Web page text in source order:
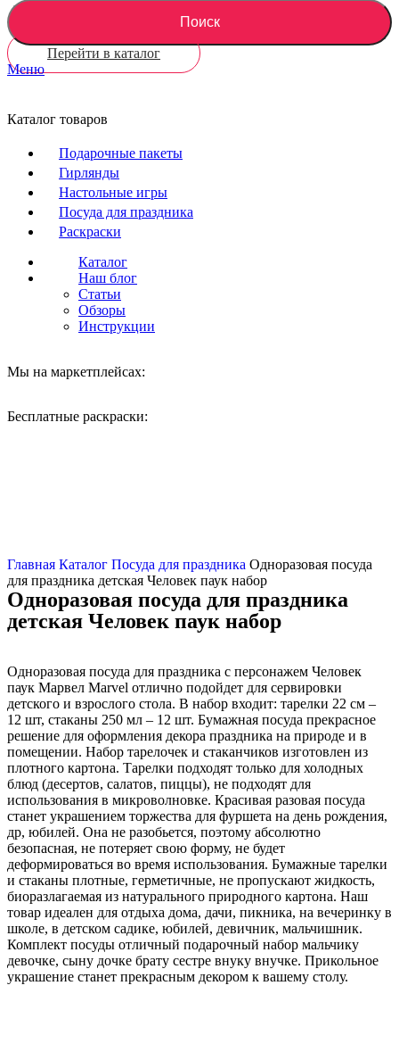
Поиск
Перейти в каталог
Меню
Каталог товаров
Подарочные пакеты
Гирлянды
Настольные игры
Посуда для праздника
Раскраски
Каталог
Наш блог
Статьи
Обзоры
Инструкции
Мы на маркетплейсах:
Бесплатные раскраски:
Главная Каталог Посуда для праздника Одноразовая посуда
для праздника детская Человек паук набор
Одноразовая посуда для праздника
детская Человек паук набор
Одноразовая посуда для праздника с персонажем Человек
паук Марвел Marvel отлично подойдет для сервировки
детского и взрослого стола. В набор входит: тарелки 22 см –
12 шт, стаканы 250 мл – 12 шт. Бумажная посуда прекрасное
решение для оформления декора праздника на природе и в
помещении. Набор тарелочек и стаканчиков изготовлен из
плотного картона. Тарелки подходят только для холодных
блюд (десертов, салатов, пиццы), не подходят для
использования в микроволновке. Красивая разовая посуда
станет украшением торжества для фуршета на день рождения,
др, юбилей. Она не разобьется, поэтому абсолютно
безопасная, не потеряет свою форму, не будет
деформироваться во время использования. Бумажные тарелки
и стаканы плотные, герметичные, не пропускают жидкость,
биоразлагаемая из натурального природного картона. Наш
товар идеален для отдыха дома, дачи, пикника, на вечеринку в
школе, в детском садике, юбилей, девичник, мальчишник.
Комплект посуды отличный подарочный набор мальчику
девочке, сыну дочке брату сестре внуку внучке. Прикольное
украшение станет прекрасным декором к вашему столу.